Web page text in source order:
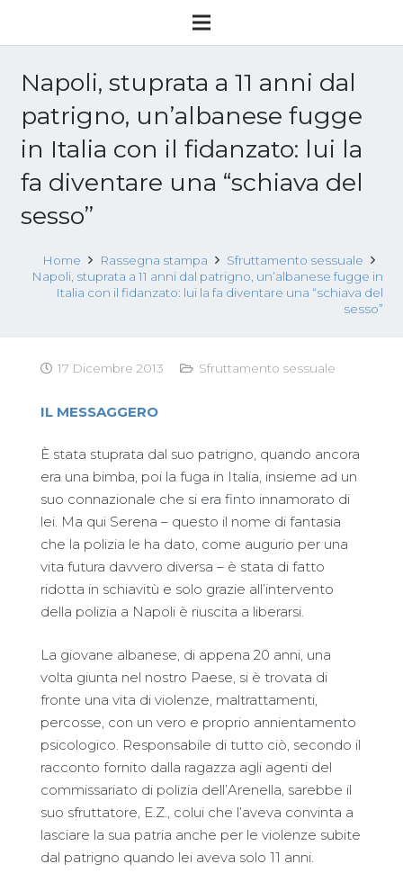
Napoli, stuprata a 11 anni dal
patrigno, un’albanese fugge
in Italia con il fidanzato: lui la
fa diventare una “schiava del
sesso”
Home Rassegna stampa
Sfruttamento sessuale
Napoli, stuprata a 11 anni dal patrigno, un’albanese fugge in
Italia con il fidanzato: lui la fa diventare una “schiava del
sesso”
17 Dicembre 2013 Sfruttamento sessuale
IL MESSAGGERO
È stata stuprata dal suo patrigno, quando ancora
era una bimba, poi la fuga in Italia, insieme ad un
suo connazionale che si era finto innamorato di
lei. Ma qui Serena – questo il nome di fantasia
che la polizia le ha dato, come augurio per una
vita futura davvero diversa – è stata di fatto
ridotta in schiavitù e solo grazie all’intervento
della polizia a Napoli è riuscita a liberarsi.
La giovane albanese, di appena 20 anni, una
volta giunta nel nostro Paese, si è trovata di
fronte una vita di violenze, maltrattamenti,
percosse, con un vero e proprio annientamento
psicologico. Responsabile di tutto ciò, secondo il
racconto fornito dalla ragazza agli agenti del
commissariato di polizia dell’Arenella, sarebbe il
suo sfruttatore, E.Z., colui che l’aveva convinta a
lasciare la sua patria anche per le violenze subite
dal patrigno quando lei aveva solo 11 anni.